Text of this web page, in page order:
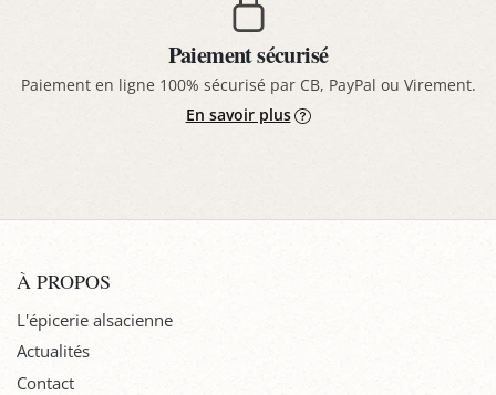
Paiement sécurisé
Paiement en ligne 100% sécurisé par CB, PayPal ou Virement.
En savoir plus
À PROPOS
L'épicerie alsacienne
Actualités
Contact